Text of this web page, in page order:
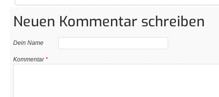
Neuen Kommentar schreiben
Dein Name
Kommentar*